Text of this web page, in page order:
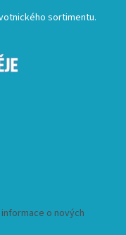
sortimentu.
o nových